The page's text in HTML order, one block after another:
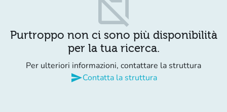
content_paste_off
Purtroppo non ci sono più disponibilità
per la tua ricerca.
Per ulteriori informazioni, contattare la struttura
sendContatta la struttura